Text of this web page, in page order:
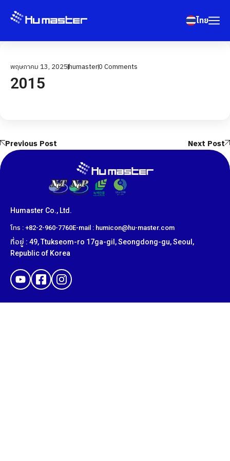
ไทย
พฤษภาคม 13, 2025humaster0Comments
2015
Previous Post Next Post
Humaster Co., Ltd.
โทร : +82-2-960-7760E-mail : humicon@hu-master.com
ที่อยู่ : 49, Ttukseom-ro 17ga-gil, Seongdong-gu, Seoul,
Republic of Korea